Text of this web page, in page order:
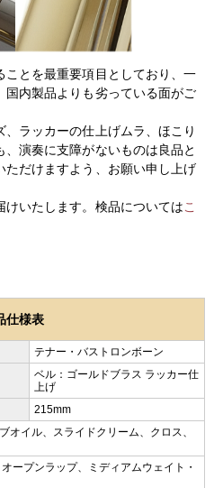
ことを最重要項目としており、一
内製品よりも劣っている面がご
ラッカーの仕上げムラ、ほこり
演奏に支障がないものは良品と
ただけますよう、お願い申し上げ
いたします。検品についてはこ
仕様表
テナー・バストロンボーン
ベル：ゴールドブラス ラッカー仕
上げ
215mm
オイル、スライドクリーム、クロス、
ープンラップ、ミディアムウェイト・